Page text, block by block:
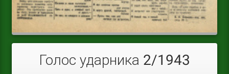
Голос ударника 2/1943